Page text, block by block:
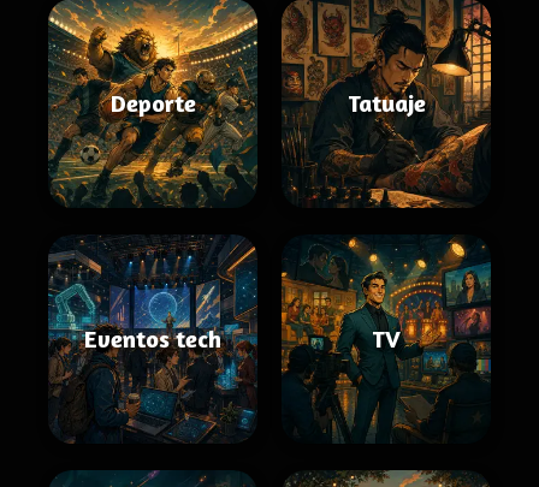
Deporte Tatuaje
Eventos tech TV